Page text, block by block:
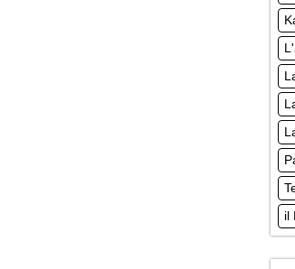
il